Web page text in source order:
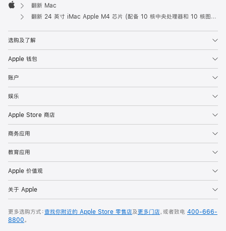
Apple
翻新 Mac
翻新 24 英寸 iMac Apple M4 芯片 (配备 10 核中央处理器和 10 核图形处理器) 和千兆以太网端口 - 粉色
选购及了解
Apple 钱包
账户
娱乐
Apple Store 商店
商务应用
教育应用
Apple 价值观
关于 Apple
更多选购方式：查找你附近的 Apple Store 零售店及更多门店，或者致电 400-666-
8800。